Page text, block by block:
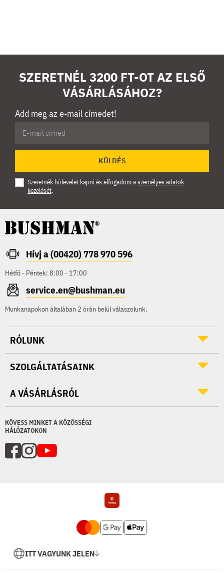
SZERETNÉL 3200 FT-OT AZ ELSŐ
VÁSÁRLÁSÁHOZ?
Add meg az e-mail címedet!
KÜLDÉS
Szeretnék hírlevelet kapni és elfogadom aszemélyes adatok
kezelését.
Hívj a (00420) 778 970 596
Hétfő - Péntek: 8:00 - 17:00
service.en@bushman.eu
Munkanapokon általában 2 órán belül válaszolunk.
KÖVESS MINKET A KÖZÖSSÉGI
HÁLÓZATOKON
RÓLUNK
SZOLGÁLTATÁSAINK
A VÁSÁRLÁSRÓL
ITT VAGYUNK JELEN